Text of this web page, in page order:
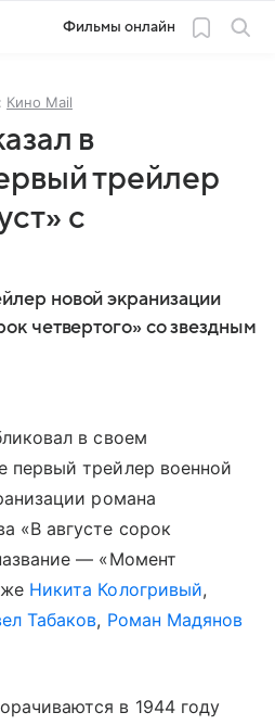
Фильмы онлайн
Кино Mail
в
трейлер
с
новой экранизации
четвертого» со звездным
в своем
первый трейлер военной
романа
«В августе сорок
— «Момент
Никита Кологривый,
Табаков, Роман Мадянов
в 1944 году